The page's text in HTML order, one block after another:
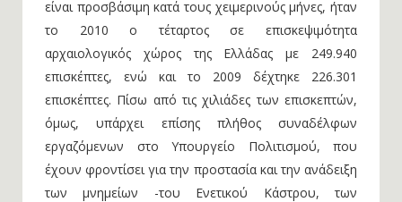
είναι προσβάσιμη κατά τους χειμερινούς μήνες, ήταν
το 2010 ο τέταρτος σε επισκεψιμότητα
αρχαιολογικός χώρος της Ελλάδας με 249.940
επισκέπτες, ενώ και το 2009 δέχτηκε 226.301
επισκέπτες. Πίσω από τις χιλιάδες των επισκεπτών,
όμως, υπάρχει επίσης πλήθος συναδέλφων
εργαζόμενων στο Υπουργείο Πολιτισμού, που
έχουν φροντίσει για την προστασία και την ανάδειξη
των μνημείων -του Ενετικού Κάστρου, των